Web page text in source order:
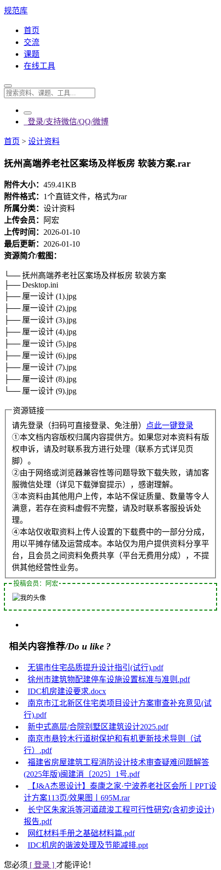
规范库
首页
交流
课题
在线工具
登录/支持微信/QQ/微博
首页 > 设计资料
抚州高端养老社区案场及样板房 软装方案.rar
附件大小： 459.41KB
附件格式： 1个直链文件，格式为rar
所属分类： 设计资料
上传会员：
阿宏
上传时间： 2026-01-10
最后更新： 2026-01-10
资源简介/截图：
└── 抚州高端养老社区案场及样板房 软装方案
├── Desktop.ini
├── 厘一设计 (1).jpg
├── 厘一设计 (2).jpg
├── 厘一设计 (3).jpg
├── 厘一设计 (4).jpg
├── 厘一设计 (5).jpg
├── 厘一设计 (6).jpg
├── 厘一设计 (7).jpg
├── 厘一设计 (8).jpg
└── 厘一设计 (9).jpg
资源链接
请先登录（扫码可直接登录、免注册）
点此一键登录
①本文档内容版权归属内容提供方。如果您对本资料有版
权申诉，请及时联系我方进行处理（联系方式详见页
脚）。
②由于网络或浏览器兼容性等问题导致下载失败，请加客
服微信处理（详见下载弹窗提示），感谢理解。
③本资料由其他用户上传，本站不保证质量、数量等令人
满意，若存在资料虚假不完整，请及时联系客服投诉处
理。
④本站仅收取资料上传人设置的下载费中的一部分分成，
用以平摊存储及运营成本。本站仅为用户提供资料分享平
台，且会员之间资料免费共享（平台无费用分成），不提
供其他经营性业务。
投稿会员：阿宏
相关内容推荐/Do u like ?
无锡市住宅品质提升设计指引(试行).pdf
徐州市建筑物配建停车设施设置标准与准则.pdf
IDC机房建设要求.docx
南京市江北新区住宅类项目设计方案审查补充意见(试
行).pdf
新中式高层/合院别墅区建筑设计2025.pdf
南京市悬铃木行道树保护和有机更新技术导则（试
行）.pdf
福建省房屋建筑工程消防设计技术审查疑难问题解答
(2025年版)闽建消〔2025〕1号.pdf
【J&A杰恩设计】泰康之家·宁波养老社区会所丨PPT设
计方案113页/效果图丨695M.rar
长宁区朱家浜等河道疏浚工程可行性研究(含初步设计)
报告.pdf
网红材料手册之基础材料篇.pdf
IDC机房的谐波处理及节能减排.ppt
您必须 [ 登录 ] 才能评论！